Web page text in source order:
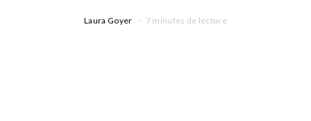
Laura Goyer 7 minutes de lecture